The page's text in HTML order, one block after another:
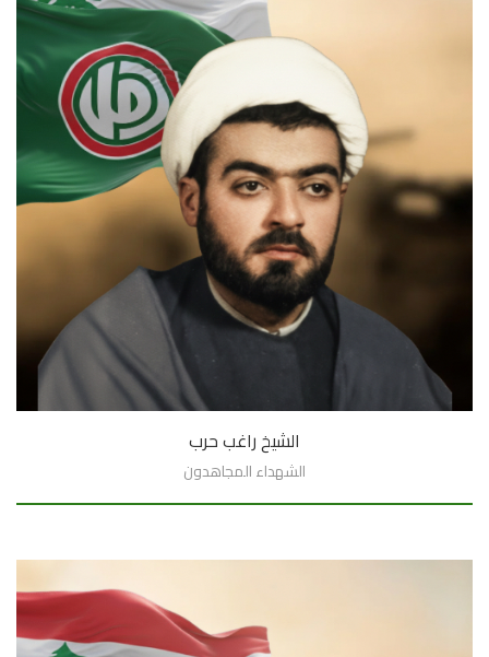
الشيخ راغب حرب
الشهداء المجاهدون
السيرة الذاتية